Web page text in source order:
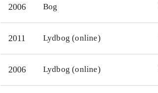
2006 Bog
2011 Lydbog (online)
2006 Lydbog (online)